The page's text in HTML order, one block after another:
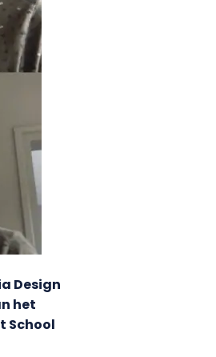
Design
het
School